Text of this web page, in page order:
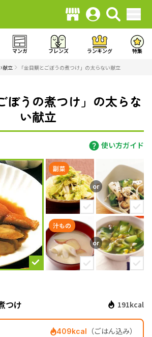
マンガ フレンズ ランキング 特集
献立 「金目鯛とごぼうの煮つけ」の太らない献立
ぼうの煮つけ」の太らな
い献立
使い方ガイド
副菜
汁もの
つけ 191kcal
409kcal （ごはん込み）